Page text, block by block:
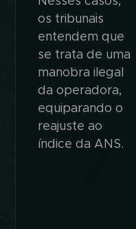
os tribunais
entendem que
se trata de uma
manobra ilegal
da operadora,
equiparando o
reajuste ao
índice da ANS.